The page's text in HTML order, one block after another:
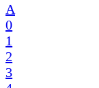
A
0
1
2
3